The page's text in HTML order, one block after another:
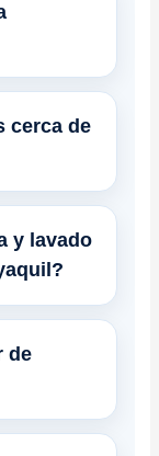
cerca de
y lavado
de